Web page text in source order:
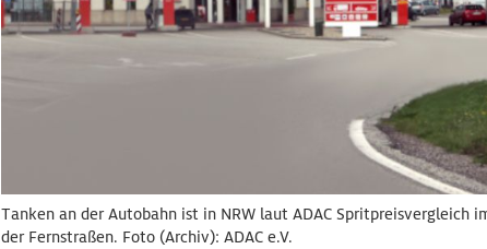
Tanken an der Autobahn ist in NRW laut ADAC
der Fernstraßen. Foto (Archiv): ADAC e.V.